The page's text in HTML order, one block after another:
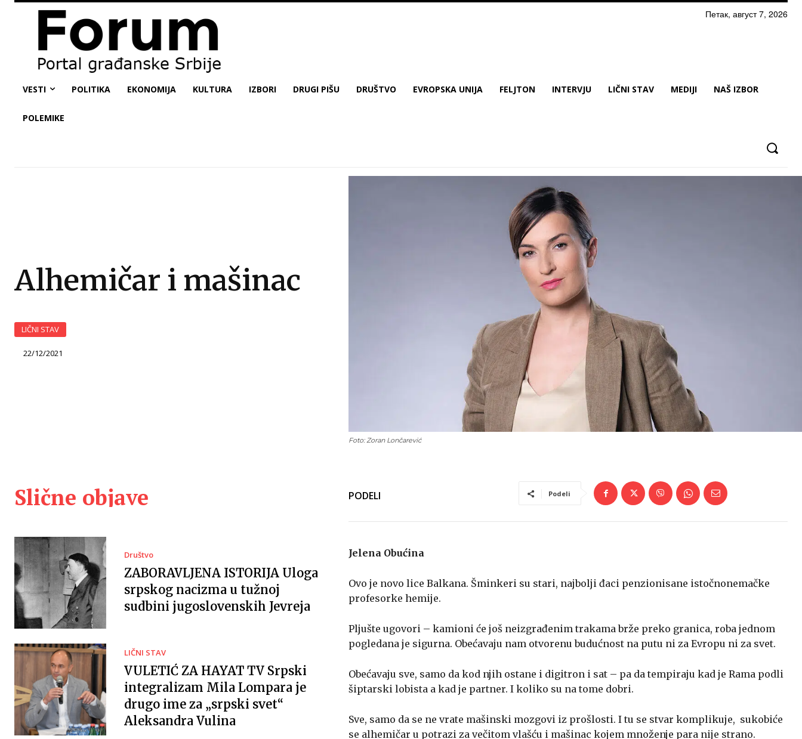
Петак, август 7, 2026
VESTI POLITIKA EKONOMIJA KULTURA IZBORI DRUGI PIŠU DRUŠTVO EVROPSKA UNIJA FELJTON INTERVJU LIČNI STAV MEDIJI NAŠ IZBOR
POLEMIKE
Alhemičar i mašinac
LIČNI STAV
22/12/2021
Foto: Zoran Lončarević
Slične objave
Društvo
ZABORAVLJENA ISTORIJA Uloga
srpskog nacizma u tužnoj
sudbini jugoslovenskih Jevreja
LIČNI STAV
VULETIĆ ZA HAYAT TV Srpski
integralizam Mila Lompara je
drugo ime za „srpski svet“
Aleksandra Vulina
PODELI Podeli
Jelena Obućina
Ovo je novo lice Balkana. Šminkeri su stari, najbolji đaci penzionisane istočnonemačke
profesorke hemije.
Pljušte ugovori – kamioni će još neizgrađenim trakama brže preko granica, roba jednom
pogledana je sigurna. Obećavaju nam otvorenu budućnost na putu ni za Evropu ni za svet.
Obećavaju sve, samo da kod njih ostane i digitron i sat – pa da tempiraju kad je Rama podli
šiptarski lobista a kad je partner. I koliko su na tome dobri.
Sve, samo da se ne vrate mašinski mozgovi iz prošlosti. I tu se stvar komplikuje, sukobiće
se alhemičar u potrazi za večitom vlašću i mašinac kojem množenje para nije strano.